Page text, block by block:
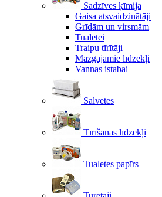
Sadzīves ķīmija
Gaisa atsvaidzinātāji
Grīdām un virsmām
Tualetei
Traipu tīrītāji
Mazgājamie līdzekļi
Vannas istabai
Salvetes
Tīrīšanas līdzekļi
Tualetes papīrs